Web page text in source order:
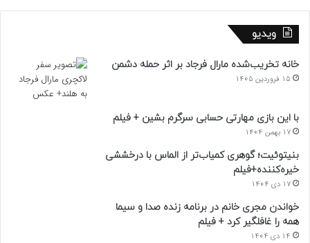
ویدیو
خانه تخریب‌شده مارال فرجاد بر اثر حمله دشمن
15 فروردین 1405
با این بازی مهارتی حسابی سرگرم بشین + فیلم
17 بهمن 1404
بنیتوئیت؛ گوهری کمیاب‌تر از الماس با درخششی
خیره‌کننده+فیلم
17 دی 1404
خواندن مجری خانم در برنامه زنده صدا و سیما
همه را غافلگیر کرد + فیلم
14 دی 1404